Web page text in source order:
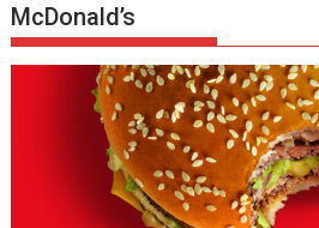
McDonald’s